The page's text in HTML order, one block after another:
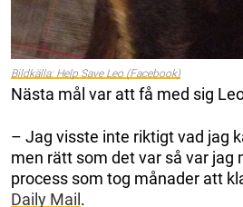
Bildkälla: Help Save Leo (Facebook)
Nästa mål var att få med sig
– Jag visste inte riktigt vad jag
men rätt som det var så var jag
process som tog månader att
Daily Mail.